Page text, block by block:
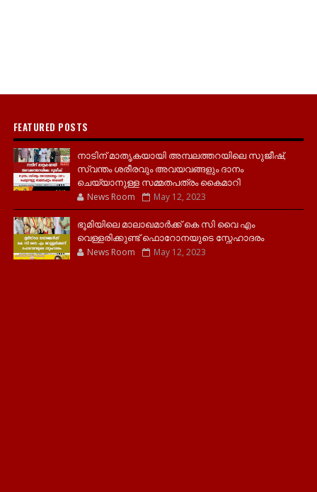
FEATURED POSTS
നാടിന് മാതൃകയായി അമ്പലത്തറയിലെ സുജീഷ്,
സ്വന്തം ശരീരവും അവയവങ്ങളും ദാനം
ചെയ്യാനുള്ള സമ്മതപത്രം കൈമാറി
News Room May 12, 2023
ഭൂമിയിലെ മാലാഖമാർക്ക് കെ സി വൈ എം
വെള്ളരിക്കുണ്ട് ഫൊറോനയുടെ സ്നേഹാദരം
News Room May 12, 2023